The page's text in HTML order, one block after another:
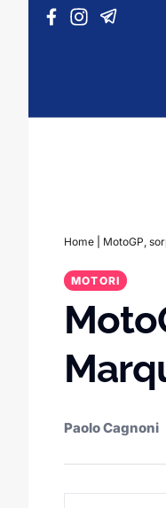
Vai al contenuto
Home MotoGP,
MOTORI
Paolo Cagnoni